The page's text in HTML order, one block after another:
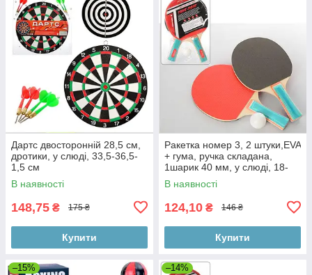
Дартс двосторонній 28,5 см,
дротики, у слюді, 33,5-36,5-
1,5 см
В наявності
148,75 ₴ 175 ₴
Купити
Ракетка номер 3, 2 штуки,EVA
+ гума, ручка складана,
1шарик 40 мм, у слюді, 18-
29-4 см
В наявності
124,10 ₴ 146 ₴
Купити
–15% –14%